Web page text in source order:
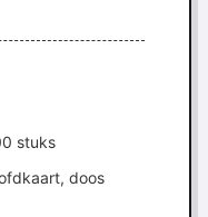
stuks
doos